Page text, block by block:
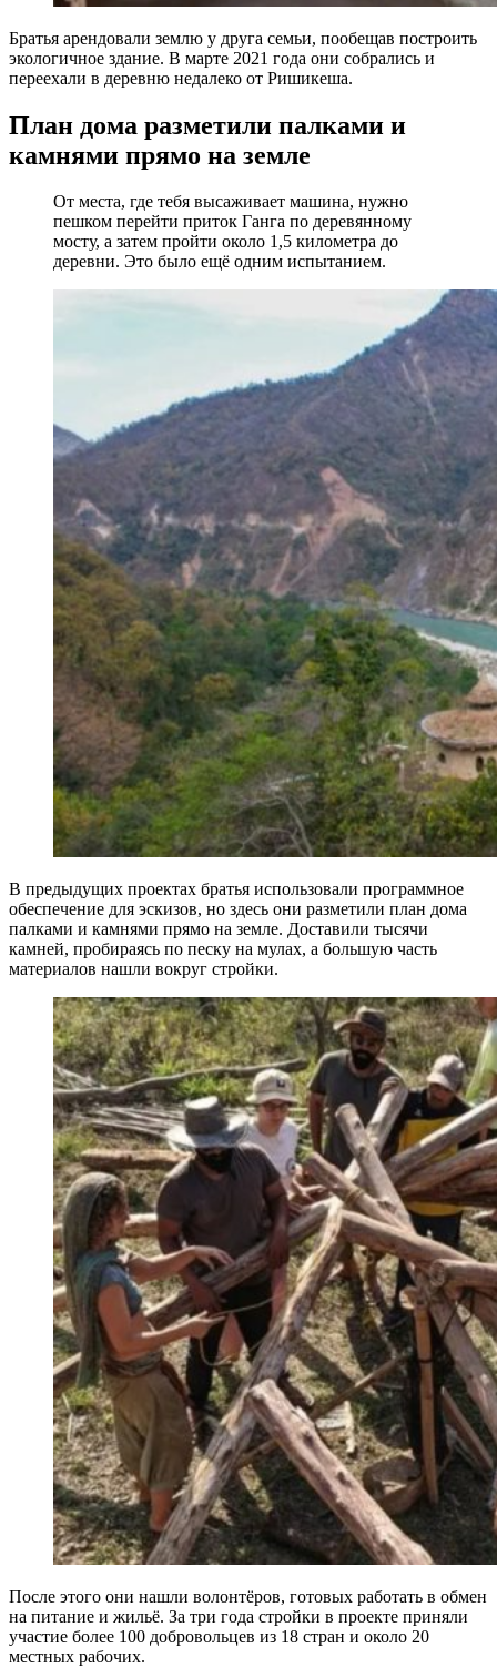
Братья арендовали землю у друга семьи, пообещав построить
экологичное здание. В марте 2021 года они собрались и
переехали в деревню недалеко от Ришикеша.
План дома разметили палками и
камнями прямо на земле
От места, где тебя высаживает машина, нужно
пешком перейти приток Ганга по деревянному
мосту, а затем пройти около 1,5 километра до
деревни. Это было ещё одним испытанием.
В предыдущих проектах братья использовали программное
обеспечение для эскизов, но здесь они разметили план дома
палками и камнями прямо на земле. Доставили тысячи
камней, пробираясь по песку на мулах, а большую часть
материалов нашли вокруг стройки.
После этого они нашли волонтёров, готовых работать в обмен
на питание и жильё. За три года стройки в проекте приняли
участие более 100 добровольцев из 18 стран и около 20
местных рабочих.